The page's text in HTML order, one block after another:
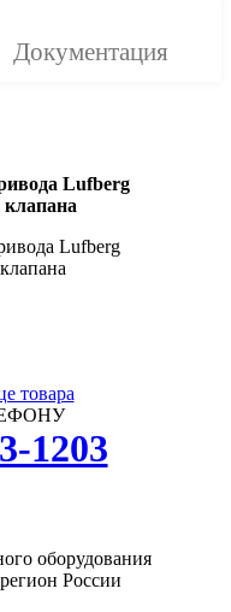
Документация
Lufberg
товара
1203
оборудования
России